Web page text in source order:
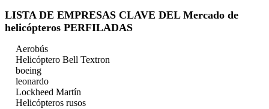
LISTA DE EMPRESAS CLAVE DEL Mercado de
helicópteros PERFILADAS
Aerobús
Helicóptero Bell Textron
boeing
leonardo
Lockheed Martín
Helicópteros rusos